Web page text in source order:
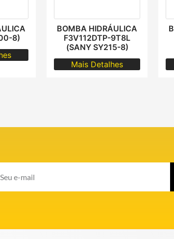
8)
BOMBA HIDRÁULICA
F3V112DTP-9T8L
(SANY SY215-8)
Mais Detalhes